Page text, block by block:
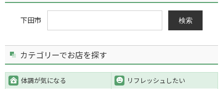
下田市 検索
カテゴリーでお店を探す
体調が気になる リフレッシュしたい